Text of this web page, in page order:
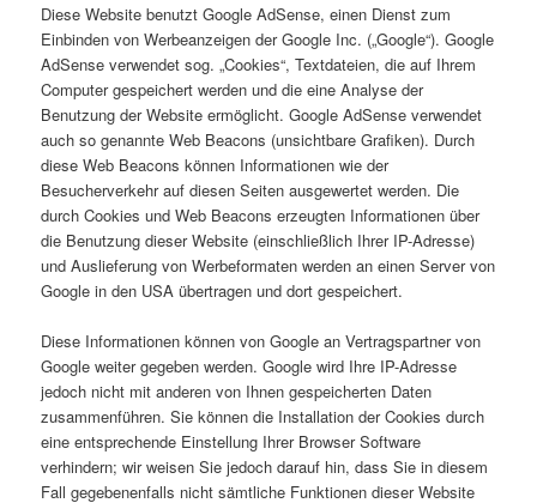
Diese Website benutzt Google AdSense, einen Dienst zum
Einbinden von Werbeanzeigen der Google Inc. („Google“). Google
AdSense verwendet sog. „Cookies“, Textdateien, die auf Ihrem
Computer gespeichert werden und die eine Analyse der
Benutzung der Website ermöglicht. Google AdSense verwendet
auch so genannte Web Beacons (unsichtbare Grafiken). Durch
diese Web Beacons können Informationen wie der
Besucherverkehr auf diesen Seiten ausgewertet werden. Die
durch Cookies und Web Beacons erzeugten Informationen über
die Benutzung dieser Website (einschließlich Ihrer IP-Adresse)
und Auslieferung von Werbeformaten werden an einen Server von
Google in den USA übertragen und dort gespeichert.
Diese Informationen können von Google an Vertragspartner von
Google weiter gegeben werden. Google wird Ihre IP-Adresse
jedoch nicht mit anderen von Ihnen gespeicherten Daten
zusammenführen. Sie können die Installation der Cookies durch
eine entsprechende Einstellung Ihrer Browser Software
verhindern; wir weisen Sie jedoch darauf hin, dass Sie in diesem
Fall gegebenenfalls nicht sämtliche Funktionen dieser Website